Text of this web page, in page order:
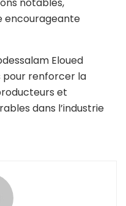
notables,
encourageante
Eloued
pour renforcer la
et
dans l’industrie